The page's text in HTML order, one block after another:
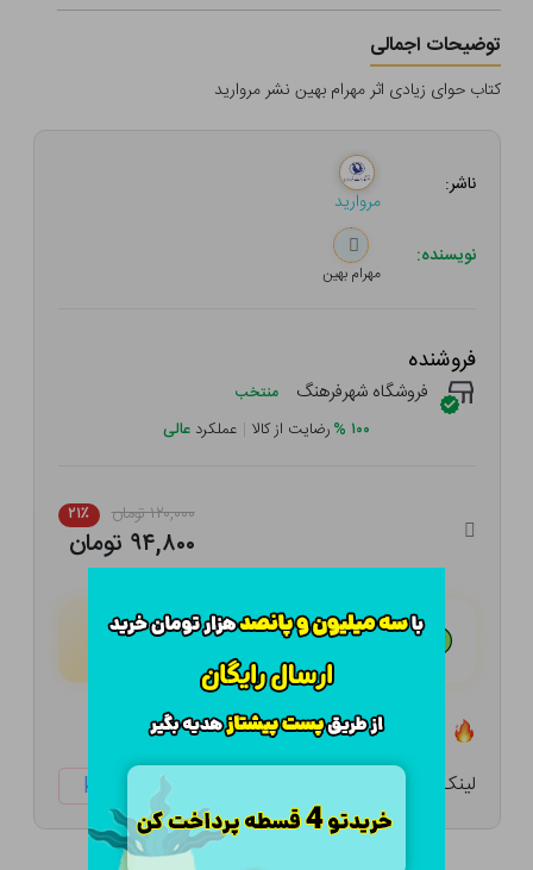
توضیحات اجمالی
کتاب حوای زیادی اثر مهرام بهین نشر مروارید
ناشر:
مروارید
نویسنده:
مهرام بهین
فروشنده
فروشگاه شهرفرهنگ منتخب
۱۰۰ %رضایت از کالا | عملکرد عالی
۱۲۰,۰۰۰ تومان ۲۱٪
۹۴,۸۰۰ تومان
هـر قسط با تــرب‌پــی:۲۳,۷۰۰ تومان
لینک کوتاه: ketabtala.com/sbp-41561